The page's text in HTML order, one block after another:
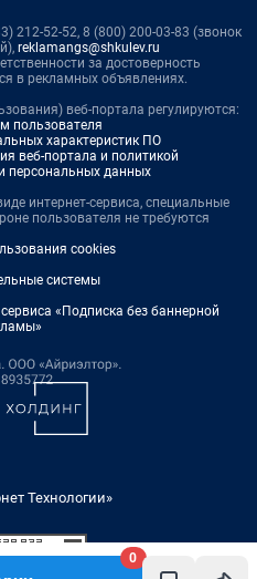
0
212-52-52, 8 (800) 200-03-83 (звонок
reklamangs@shkulev.ru
за достоверность
в рекламных объявлениях.
веб-портала регулируются:
пользователя
характеристик ПО
веб-портала и политикой
персональных данных
интернет-сервиса, специальные
пользователя не требуются
cookies
системы
«Подписка без баннерной
Технологии»